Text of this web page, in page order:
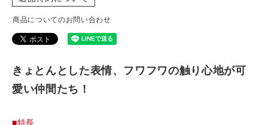
商品についてのお問い合わせ
きょとんとした表情、フワフワの触り心地が可
愛い仲間たち！
■特長